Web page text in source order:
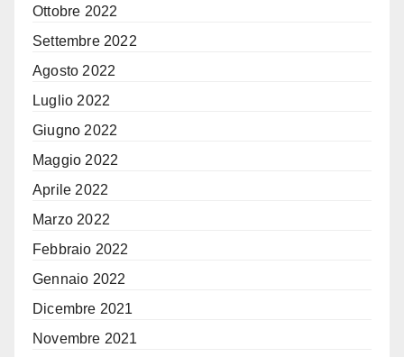
Ottobre 2022
Settembre 2022
Agosto 2022
Luglio 2022
Giugno 2022
Maggio 2022
Aprile 2022
Marzo 2022
Febbraio 2022
Gennaio 2022
Dicembre 2021
Novembre 2021